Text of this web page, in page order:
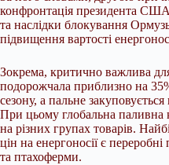
конфронтація президента
та наслідки блокування
підвищення вартості
Зокрема, критично важлива
подорожчала приблизно на
сезону, а пальне
При цьому глобальна паливна
на різних групах товарів.
цін на енергоносії є
та птахоферми.